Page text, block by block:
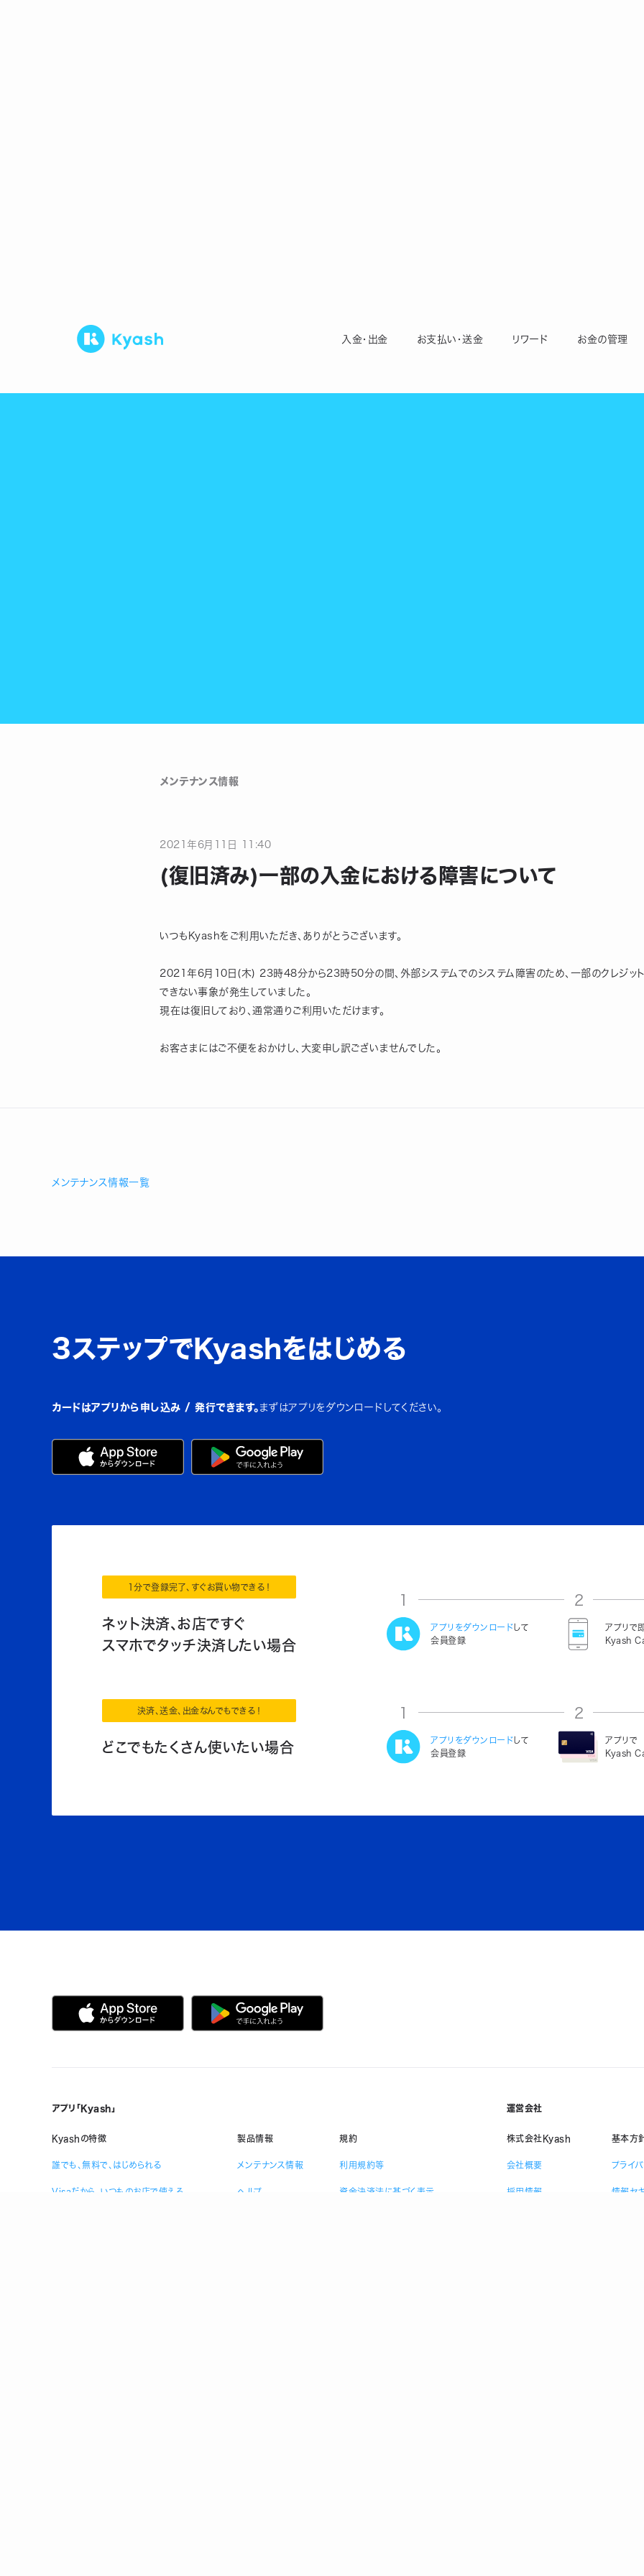
入金・出金 お支払い・送金 リワード お金の管理
メンテナンス情報
2021 年 6月 11 日 11:40
(復旧済み)一部の入金における障害について
いつもKyashをご利用いただき、ありがとうございます。
2021年6月10日(木) 23時48分から23時50分の間、外部システムでのシステム障害のため、一部のクレジット
できない事象が発生していました。
現在は復旧しており、通常通りご利用いただけます。
お客さまにはご不便をおかけし、大変申し訳ございませんでした。
メンテナンス情報一覧
3ステップでKyashをはじめる
カードはアプリから申し込み / 発行できます。 まずはアプリをダウンロードしてください。
1分で登録完了、すぐお買い物できる！
ネット決済、お店ですぐ
スマホでタッチ決済したい場合
1
アプリをダウンロードして
会員登録
2
アプリで
Kyash
決済、送金、出金なんでもできる！
どこでもたくさん使いたい場合
1
アプリをダウンロードして
会員登録
2
アプリで
Kyash
アプリ「Kyash」
Kyashの特徴
誰でも、無料で、はじめられる
Visaだから、いつものお店で使える
製品情報
メンテナンス情報
ヘルプ
規約
利用規約等
資金決済法に基づく表示
運営会社
株式会社Kyash
会社概要
採用情報
基本方
プライ
情報セ